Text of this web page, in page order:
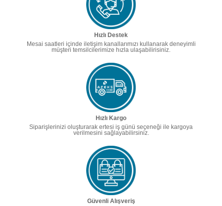
Hızlı Destek
Mesai saatleri içinde iletişim kanallarımızı kullanarak deneyimli
müşteri temsilcilerimize hızla ulaşabilirisiniz.
Hızlı Kargo
Siparişlerinizi oluşturarak ertesi iş günü seçeneği ile kargoya
verilmesini sağlayabilirsiniz.
Güvenli Alışveriş